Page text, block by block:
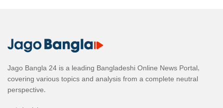
Jago Bangla 24 is a leading Bangladeshi Online News Portal,
covering various topics and analysis from a complete neutral
perspective.